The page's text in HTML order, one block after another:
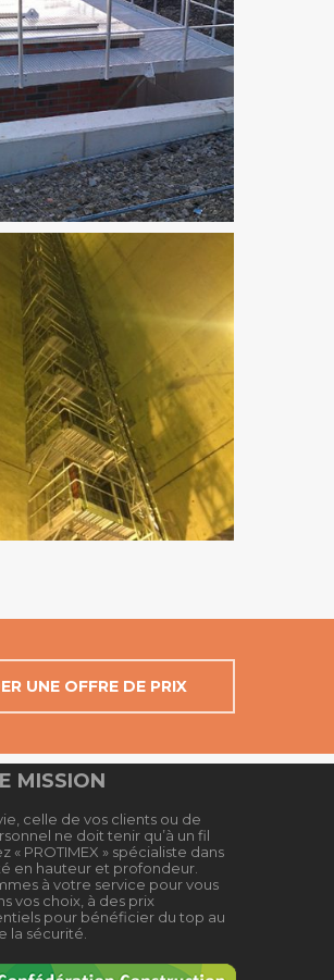
UNE OFFRE DE PRIX
MISSION
celle de vos clients ou de
ne doit tenir qu’à un fil
« PROTIMEX » spécialiste dans
en hauteur et profondeur.
à votre service pour vous
vos choix, à des prix
pour bénéficier du top au
la sécurité.